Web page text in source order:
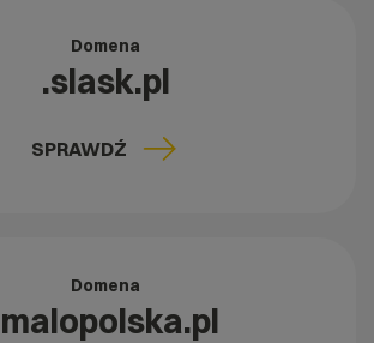
Domena
.slask.pl
SPRAWDŹ
Domena